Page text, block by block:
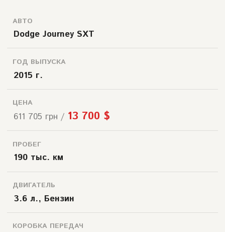
АВТО
Dodge Journey SXT
ГОД ВЫПУСКА
2015 г.
ЦЕНА
611 705 грн / 13 700 $
ПРОБЕГ
190 тыс. км
ДВИГАТЕЛЬ
3.6 л., Бензин
КОРОБКА ПЕРЕДАЧ